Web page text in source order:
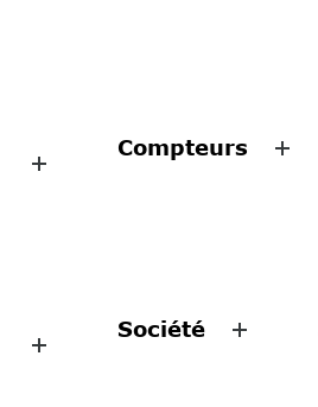
Compteurs
Société